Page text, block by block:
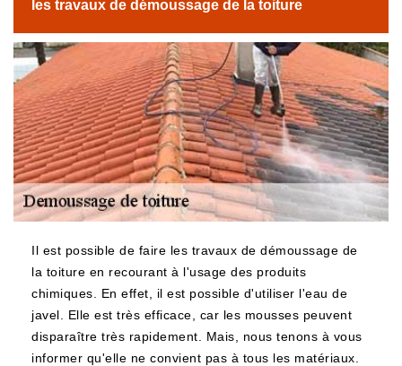
les travaux de démoussage de la toiture
Il est possible de faire les travaux de démoussage de
la toiture en recourant à l'usage des produits
chimiques. En effet, il est possible d'utiliser l'eau de
javel. Elle est très efficace, car les mousses peuvent
disparaître très rapidement. Mais, nous tenons à vous
informer qu'elle ne convient pas à tous les matériaux.